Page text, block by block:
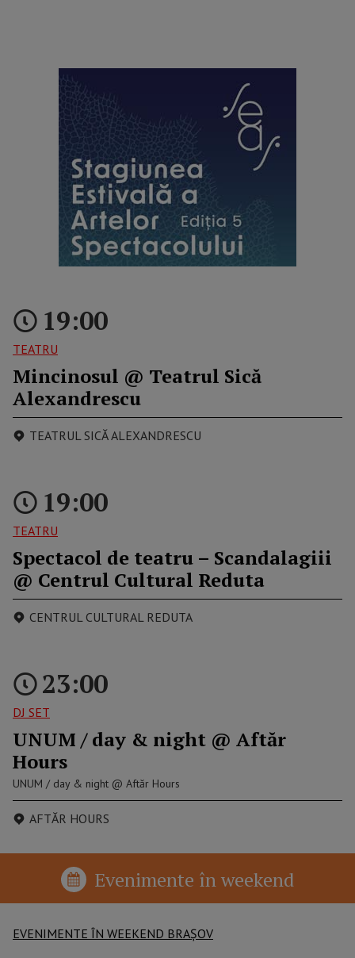
19:00
TEATRU
Mincinosul @ Teatrul Sică
Alexandrescu
TEATRUL SICĂ ALEXANDRESCU
19:00
TEATRU
Spectacol de teatru – Scandalagiii
@ Centrul Cultural Reduta
CENTRUL CULTURAL REDUTA
23:00
DJ SET
UNUM / day & night @ Aftăr
Hours
UNUM / day & night @ Aftăr Hours
AFTĂR HOURS
Evenimente în weekend
EVENIMENTE ÎN WEEKEND BRAȘOV